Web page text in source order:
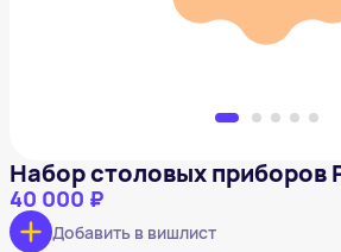
Набор столовых приборов
40 000 ₽
Добавить в вишлист